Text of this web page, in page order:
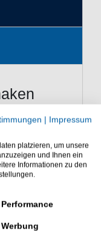
rundem Kopf
Der
des Gummis. Auf
Ködergröße, um
| Impressum
platzieren, um unsere
und Ihnen ein
Informationen zu den
Performance
Werbung